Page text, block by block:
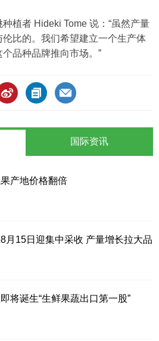
植者 Hideki Tome 说：“虽然产量
比的。我们希望建立一个生产体
品种品牌推向市场。”
产地价格翻倍
月15日迎集中采收 产量增长拉大品
将诞生“生鲜果蔬出口第一股”
国际资讯